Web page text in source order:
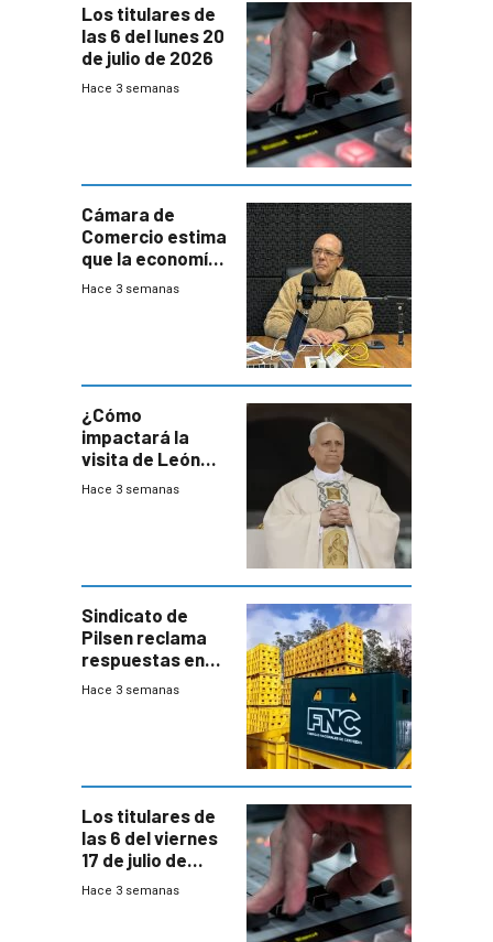
Los titulares de
las 6 del lunes 20
de julio de 2026
Hace 3 semanas
Cámara de
Comercio estima
que la economía
crecerá 1,6%
Hace 3 semanas
¿Cómo
impactará la
visita de León
XIV a Uruguay?
Hace 3 semanas
Sindicato de
Pilsen reclama
respuestas en
medio de
Hace 3 semanas
Los titulares de
las 6 del viernes
17 de julio de
2026
Hace 3 semanas